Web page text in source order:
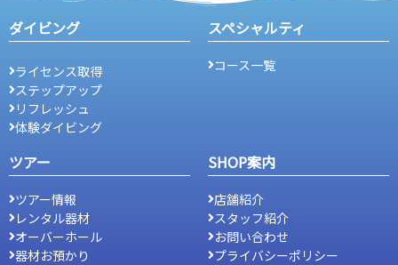
ダイビング
ライセンス取得
ステップアップ
リフレッシュ
体験ダイビング
スペシャルティ
コース一覧
ツアー
ツアー情報
レンタル器材
オーバーホール
器材お預かり
SHOP案内
店舗紹介
スタッフ紹介
お問い合わせ
プライバシーポリシー